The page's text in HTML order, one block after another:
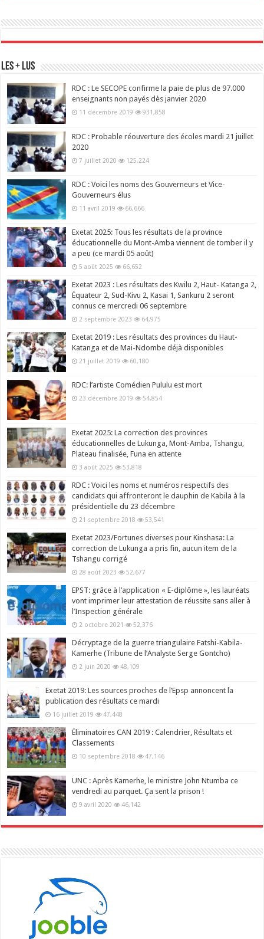
Les + Lus
RDC : Le SECOPE confirme la paie de plus de 97.000
enseignants non payés dès janvier 2020
11 décembre 2019 931,858
RDC : Probable réouverture des écoles mardi 21 juillet
2020
7 juillet 2020 125,224
RDC : Voici les noms des Gouverneurs et Vice-
Gouverneurs élus
11 avril 2019 66,666
Exetat 2025: Tous les résultats de la province
éducationnelle du Mont-Amba viennent de tomber il y
a peu (ce mardi 05 août)
5 août 2025 66,652
Exetat 2023 : Les résultats des Kwilu 2, Haut- Katanga 2,
Équateur 2, Sud-Kivu 2, Kasai 1, Sankuru 2 seront
connus ce mercredi 06 septembre
2 septembre 2023 64,975
Exetat 2019 : Les résultats des provinces du Haut-
Katanga et de Mai-Ndombe déjà disponibles
21 juillet 2019 60,180
RDC: l’artiste Comédien Pululu est mort
23 décembre 2019 54,854
Exetat 2025: La correction des provinces
éducationnelles de Lukunga, Mont-Amba, Tshangu,
Plateau finalisée, Funa en attente
3 août 2025 53,818
RDC : Voici les noms et numéros respectifs des
candidats qui affronteront le dauphin de Kabila à la
présidentielle du 23 décembre
21 septembre 2018 53,541
Exetat 2023/Fortunes diverses pour Kinshasa: La
correction de Lukunga a pris fin, aucun item de la
Tshangu corrigé
28 août 2023 52,677
EPST: grâce à l’application « E-diplôme », les lauréats
vont imprimer leur attestation de réussite sans aller à
l’Inspection générale
2 octobre 2021 52,376
Décryptage de la guerre triangulaire Fatshi-Kabila-
Kamerhe (Tribune de l’Analyste Serge Gontcho)
2 juin 2020 48,109
Exetat 2019: Les sources proches de l’Epsp annoncent la
publication des résultats ce mardi
16 juillet 2019 47,448
Éliminatoires CAN 2019 : Calendrier, Résultats et
Classements
10 septembre 2018 47,146
UNC : Après Kamerhe, le ministre John Ntumba ce
vendredi au parquet. Ça sent la prison !
9 avril 2020 46,142